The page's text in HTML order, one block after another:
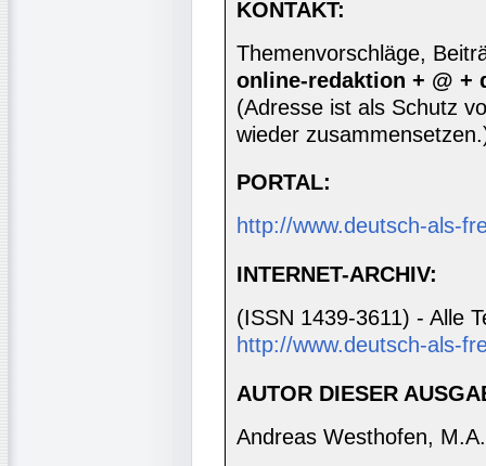
KONTAKT:
Themenvorschläge,
online-redaktion + @ +
(Adresse ist als Schutz
wieder
PORTAL:
http://www.deutsch-als-
INTERNET-ARCHIV:
(ISSN 1439-3611) - Alle
http://www.deutsch-als-
AUTOR DIESER
Andreas Westhofen, M.A.